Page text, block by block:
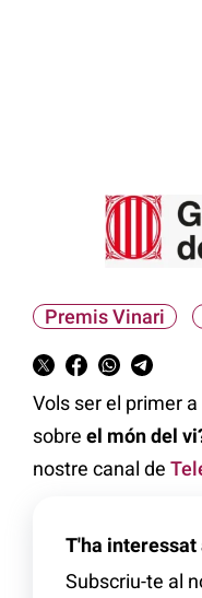
Premis Vinari
Vols ser el primer
sobre el món del
nostre canal de
T'ha
Subscriu-te al